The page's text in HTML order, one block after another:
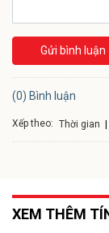
Gửi bình luận
(0) Bình luận
Xếp theo: Thời gian
XEM THÊM